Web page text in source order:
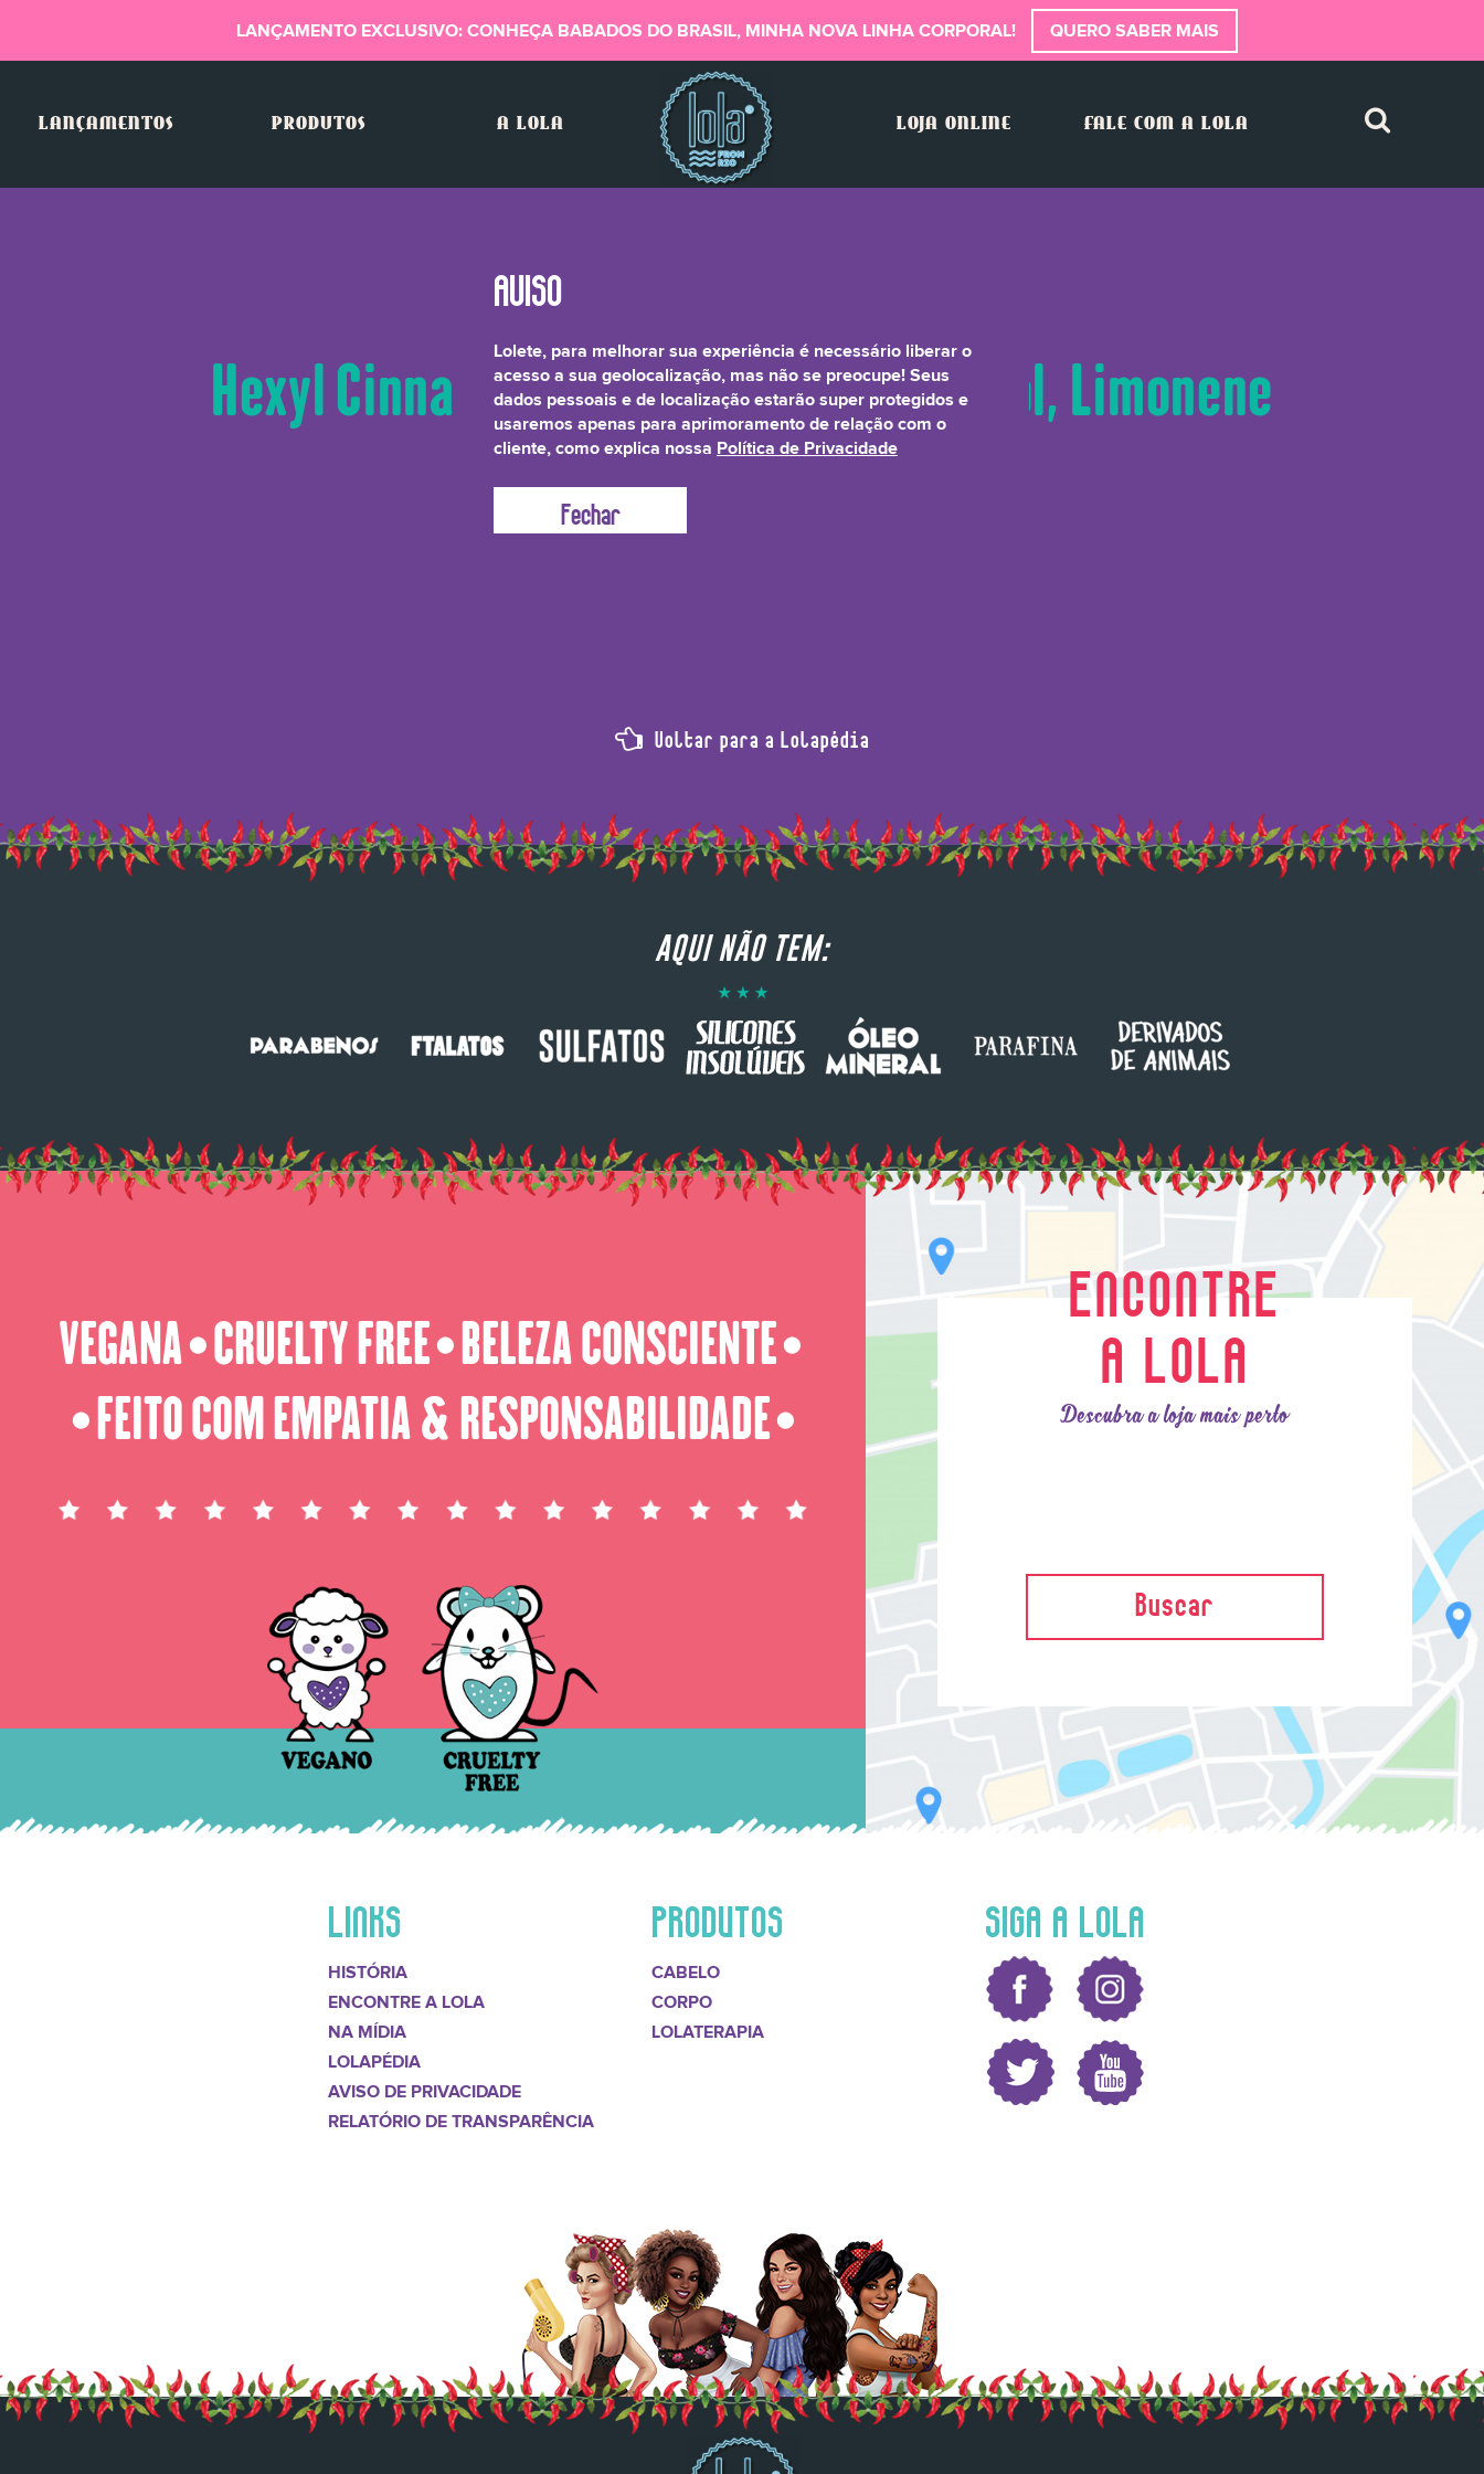
LANÇAMENTO EXCLUSIVO: CONHEÇA BABADOS DO BRASIL, MINHA NOVA LINHA CORPORAL! QUERO SABER MAIS
LANÇAMENTOS PRODUTOS A LOLA LOJA ONLINE FALE COM A LOLA
Hexyl Cinnamal, Linalool, Benzyl Alcohol, Limonene
Voltar para a Lolapédia
AQUI NÃO TEM:
VEGANA ⬤ CRUELTY FREE ⬤ BELEZA CONSCIENTE ⬤
⬤ FEITO COM EMPATIA & RESPONSABILIDADE ⬤
ENCONTRE
A LOLA
Descubra a loja mais perto
Buscar
LINKS
HISTÓRIA
ENCONTRE A LOLA
NA MÍDIA
LOLAPÉDIA
AVISO DE PRIVACIDADE
RELATÓRIO DE TRANSPARÊNCIA
PRODUTOS
CABELO
CORPO
LOLATERAPIA
SIGA A LOLA
Lolete, para melhorar sua experiência é necessário liberar o
acesso a sua geolocalização, mas não se preocupe! Seus
dados pessoais e de localização estarão super protegidos e
usaremos apenas para aprimoramento de relação com o
cliente, como explica nossa Política de Privacidade